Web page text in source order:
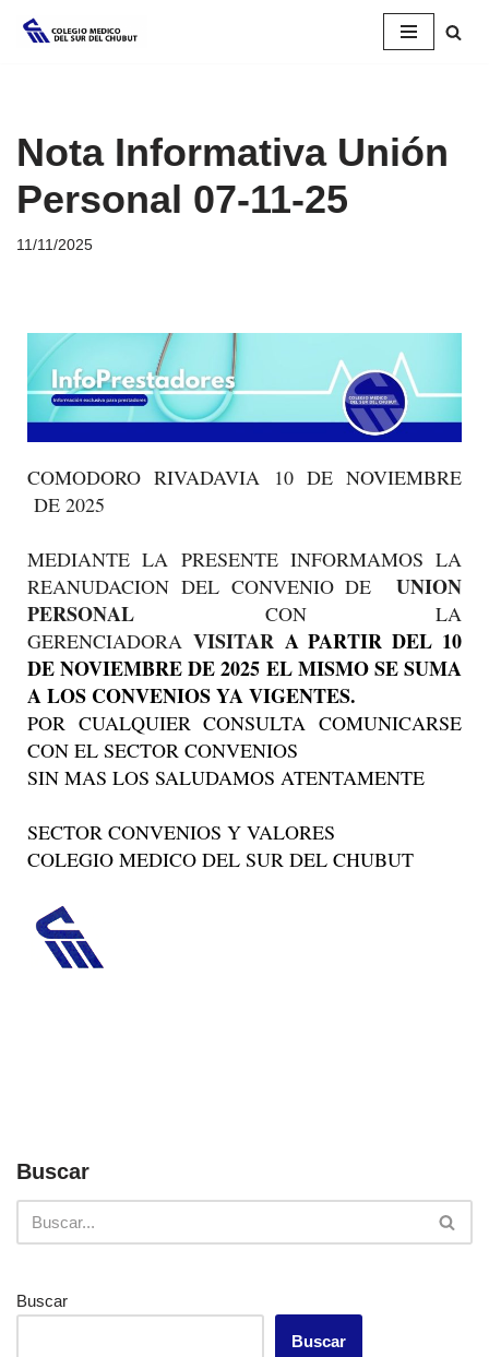
Nota Informativa Unión
Personal 07-11-25
11/11/2025
COMODORO RIVADAVIA 10 DE NOVIEMBRE
DE 2025
MEDIANTE LA PRESENTE INFORMAMOS LA
REANUDACION DEL CONVENIO DE UNION
PERSONAL CON LA
GERENCIADORA VISITAR A PARTIR DEL 10
DE NOVIEMBRE DE 2025 EL MISMO SE SUMA
A LOS CONVENIOS YA VIGENTES.
POR CUALQUIER CONSULTA COMUNICARSE
CON EL SECTOR CONVENIOS
SIN MAS LOS SALUDAMOS ATENTAMENTE
SECTOR CONVENIOS Y VALORES
COLEGIO MEDICO DEL SUR DEL CHUBUT
Buscar
Buscar
Buscar